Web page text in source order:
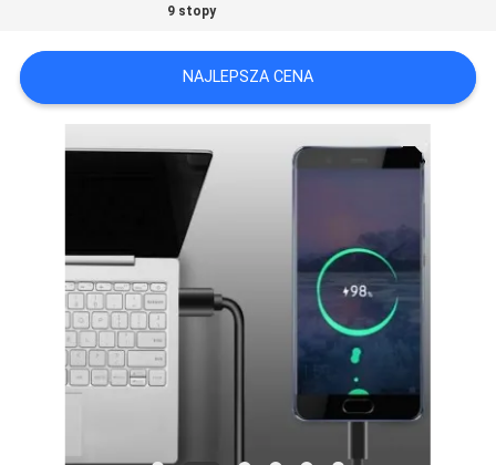
SITEMAP
PRIVACY
9 stopy
NAJLEPSZA CENA